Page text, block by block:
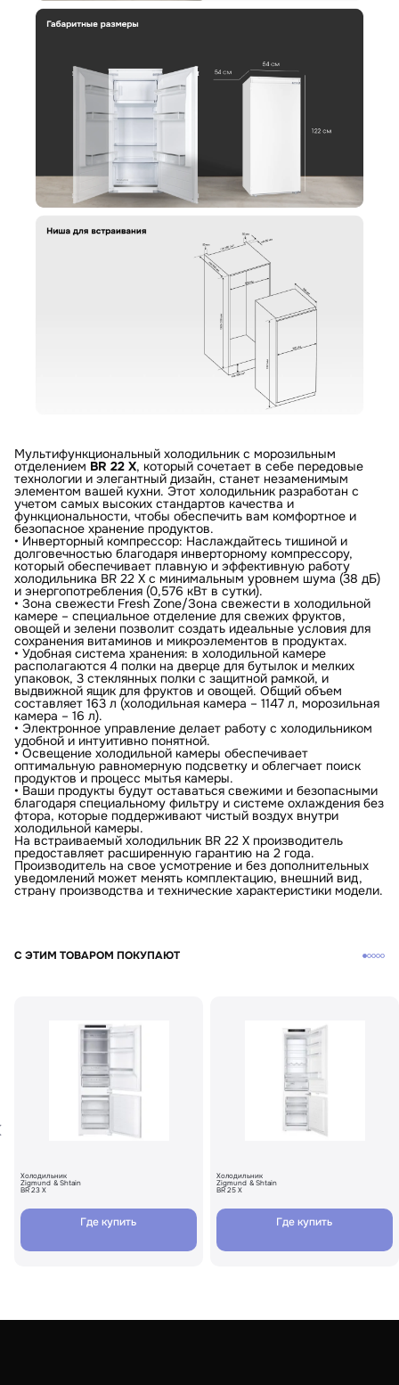
Мультифункциональный холодильник с морозильным
отделением BR 22 X, который сочетает в себе передовые
технологии и элегантный дизайн, станет незаменимым
элементом вашей кухни. Этот холодильник разработан с
учетом самых высоких стандартов качества и
функциональности, чтобы обеспечить вам комфортное и
безопасное хранение продуктов.
• Инверторный компрессор: Наслаждайтесь тишиной и
долговечностью благодаря инверторному компрессору,
который обеспечивает плавную и эффективную работу
холодильника BR 22 X с минимальным уровнем шума (38 дБ)
и энергопотребления (0,576 кВт в сутки).
• Зона свежести Fresh Zone/Зона свежести в холодильной
камере – специальное отделение для свежих фруктов,
овощей и зелени позволит создать идеальные условия для
сохранения витаминов и микроэлементов в продуктах.
• Удобная система хранения: в холодильной камере
располагаются 4 полки на дверце для бутылок и мелких
упаковок, 3 стеклянных полки с защитной рамкой, и
выдвижной ящик для фруктов и овощей. Общий объем
составляет 163 л (холодильная камера – 1147 л, морозильная
камера – 16 л).
• Электронное управление делает работу с холодильником
удобной и интуитивно понятной.
• Освещение холодильной камеры обеспечивает
оптимальную равномерную подсветку и облегчает поиск
продуктов и процесс мытья камеры.
• Ваши продукты будут оставаться свежими и безопасными
благодаря специальному фильтру и системе охлаждения без
фтора, которые поддерживают чистый воздух внутри
холодильной камеры.
На встраиваемый холодильник BR 22 X производитель
предоставляет расширенную гарантию на 2 года.
Производитель на свое усмотрение и без дополнительных
уведомлений может менять комплектацию, внешний вид,
страну производства и технические характеристики модели.
С ЭТИМ ТОВАРОМ ПОКУПАЮТ
Холодильник
Zigmund & Shtain
BR 23 X
Где купить
Холодильник
Zigmund & Shtain
BR 25 X
Где купить
Заполните короткую форму —
и мы оформим заказ за вас.
Холодильник Zigmund & Shtain BR 22 X
Вариант
Ваш номер
Холодильник Zigmund & Shtain BR 22 X
Поделитесь впечатлениями
Загрузить фото
С условиями "Пользовательского соглашения" ознакомлен